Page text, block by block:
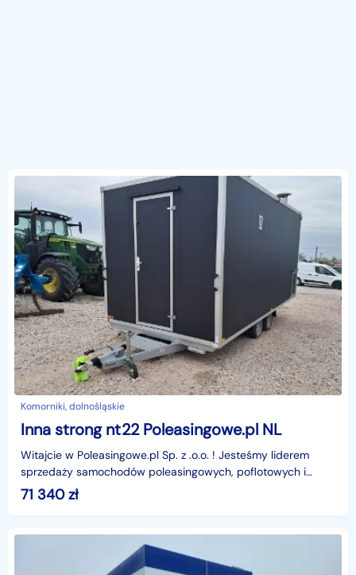
Komorniki, dolnośląskie
Inna strong nt22 Poleasingowe.pl NL
Witajcie w Poleasingowe.pl Sp. z .o.o. ! Jesteśmy liderem
sprzedaży samochodów poleasingowych, poflotowych i
powindykacyjnych.Mamy dla was świetną okazję! Zobac
71 340zł